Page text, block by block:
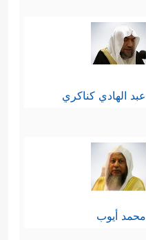
عبد الهادي كناكري
محمد أيوب